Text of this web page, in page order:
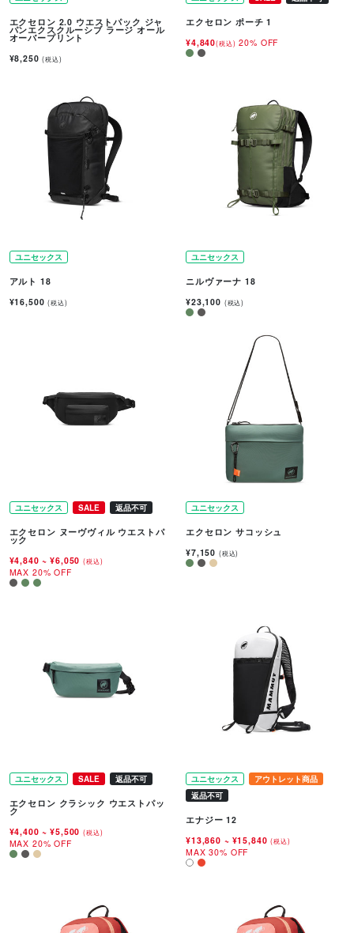
エクセロン 2.0 ウエストパック ジャ
パンエクスクルーシブ ラージ オール
オーバープリント
¥8,250(税込)
エクセロン ポーチ 1
¥4,840(税込) 20% OFF
ユニセックス
アルト 18
¥16,500(税込)
ユニセックス
ニルヴァーナ 18
¥23,100 (税込)
ユニセックス SALE 返品不可
エクセロン ヌーヴヴィル ウエストパ
ック
¥4,840~ ¥6,050(税込)
MAX 20% OFF
ユニセックス
エクセロン サコッシュ
¥7,150 (税込)
ユニセックス SALE 返品不可
エクセロン クラシック ウエストパッ
ク
¥4,400~ ¥5,500(税込)
MAX 20% OFF
ユニセックス
アウトレット商品
返品不可
エナジー 12
¥13,860 ~ ¥15,840(税込)
MAX 30% OFF